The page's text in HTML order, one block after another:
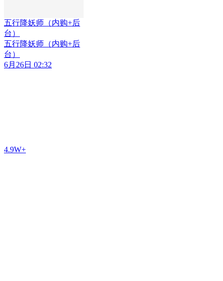
五行降妖师（内购+后
台）
五行降妖师（内购+后
台）
6月26日 02:32
4.9W+